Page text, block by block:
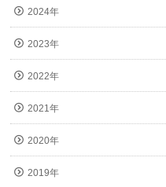
2024年
2023年
2022年
2021年
2020年
2019年